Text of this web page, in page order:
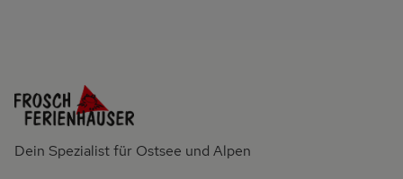
Dein Spezialist für Ostsee und Alpen